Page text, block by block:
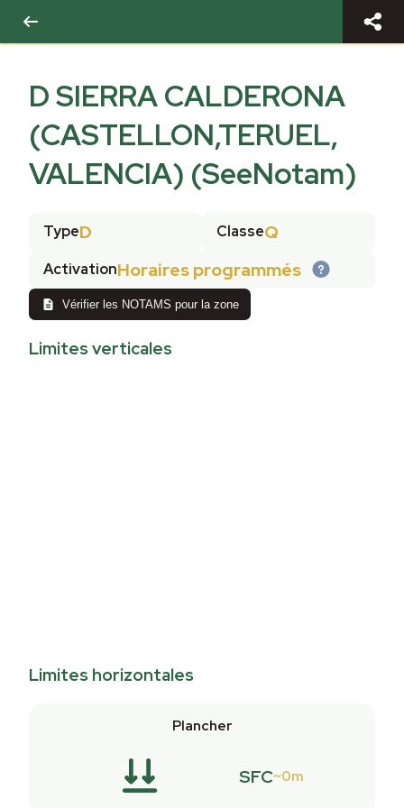
D SIERRA CALDERONA
(CASTELLON,TERUEL,
VALENCIA) (SeeNotam)
TypeD ClasseQ
ActivationHoraires programmés
Vérifier les NOTAMS pour la zone
Limites verticales
Limites horizontales
Plancher
SFC 0m